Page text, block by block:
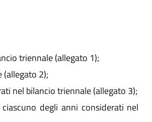
triennale (allegato 1);
2);
nel bilancio triennale (allegato 3);
degli anni considerati nel